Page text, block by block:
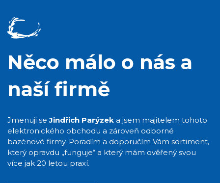
Něco málo o nás a
naší firmě
Jmenuji seJindřich Parýzek a jsem majitelem tohoto
elektronického obchodu a zároveň odborné
bazénové firmy. Poradím a doporučím Vám sortiment,
který opravdu „funguje“ a který mám ověřený svou
více jak 20 letou praxí.